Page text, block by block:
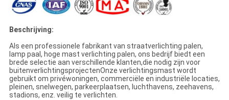
Beschrijving:
Als een professionele fabrikant van straatverlichting palen,
lamp paal, hoge mast verlichting palen, ons bedrijf biedt een
brede selectie aan verschillende klanten,die nodig zijn voor
buitenverlichtingsprojectenOnze verlichtingsmast wordt
gebruikt om privéwoningen, commerciële en industriële locaties,
pleinen, snelwegen, parkeerplaatsen, luchthavens, zeehavens,
stadions, enz. veilig te verlichten.